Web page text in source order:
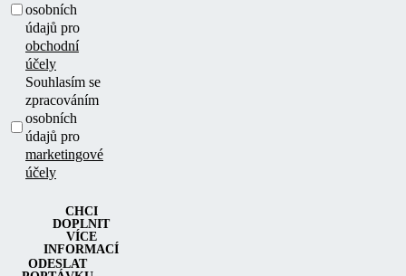
osobních
údajů pro
obchodní
účely
Souhlasím se
zpracováním
osobních
údajů pro
marketingové
účely
ODESLAT
CHCI
DOPLNIT
VÍCE
INFORMACÍ